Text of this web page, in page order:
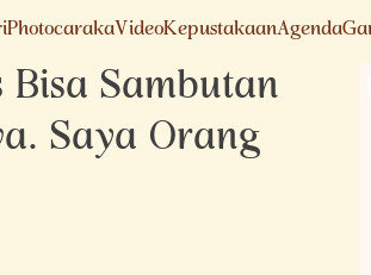
PhotocarakaVideoKepustakaanAgenda
Sambutan
Saya Orang